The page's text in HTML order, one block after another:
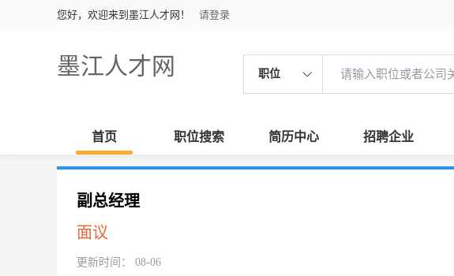
您好，欢迎来到墨江人才网！ 请登录
墨江人才网 职位
首页 职位搜索 简历中心 招聘企业
副总经理
面议
更新时间： 08-06